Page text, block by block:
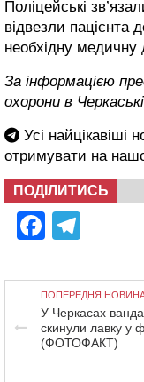
Поліцейські
відвезли пацієнта
необхідну медичну
За інформацією
охорони в
Усі найцікавіші
отримувати на
ПОДІЛИТИСЬ
ПОПЕРЕДНЯ
У Черкасах
скинули лавку у
(ФОТОФАКТ)